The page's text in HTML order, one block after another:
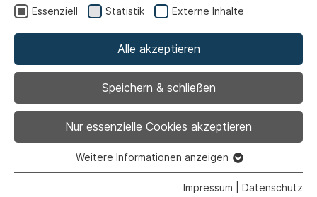
Spatenstich markiert
Start für das
Gewerbegebiet
Essenziell Statistik Externe Inhalte
Alle akzeptieren
Speichern & schließen
Nur essenzielle Cookies akzeptieren
Essenzielle Cookies werden für grundlegende Funktionen
Weitere Informationen anzeigen
Impressum Datenschutz